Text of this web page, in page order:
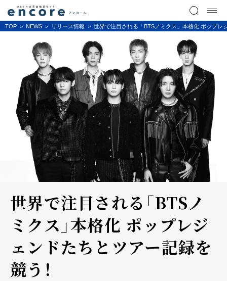
TOP NEWS リリース情報 世界で注目される「BTSノミクス」本格化 ポップレ
世界で注目される「BTSノ
ミクス」本格化 ポップレジ
ェンドたちとツアー記録を
競う！